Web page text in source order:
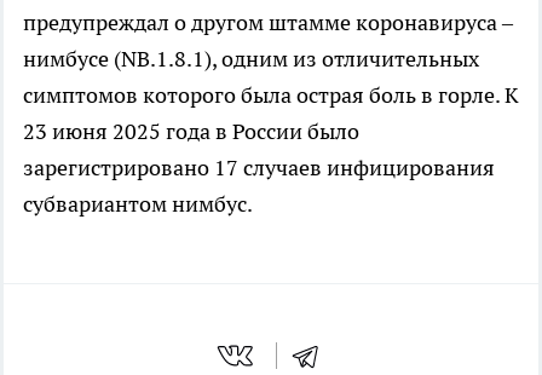
предупреждал о другом штамме коронавируса –
нимбусе (NB.1.8.1), одним из отличительных
симптомов которого была острая боль в горле. К
23 июня 2025 года в России было
зарегистрировано 17 случаев инфицирования
субвариантом нимбус.